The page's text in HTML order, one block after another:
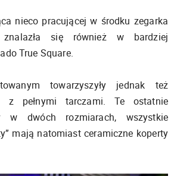
nieco pracującej w środku zegarka
się również w bardziej
True Square.
towarzyszyły jednak też
z pełnymi tarczami. Te ostatnie
w dwóch rozmiarach, wszystkie
mają natomiast ceramiczne koperty